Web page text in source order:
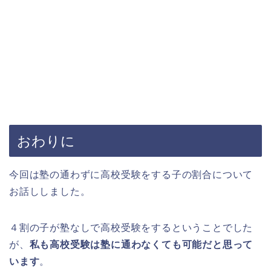
おわりに
今回は塾の通わずに高校受験をする子の割合について
お話ししました。
４割の子が塾なしで高校受験をするということでした
が、 私も高校受験は塾に通わなくても可能だと思って
います。